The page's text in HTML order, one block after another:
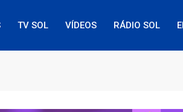
TV SOL VÍDEOS RÁDIO SOL